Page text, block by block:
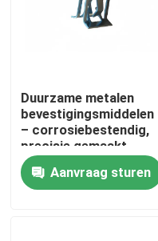
Huis
Producten
Duurzame metalen
bevestigingsmiddelen
– corrosiebestendig,
precisie gemaakt,
eenvoudige installatie,
aangepaste maten
beschikbaar
Aanvraag sturen